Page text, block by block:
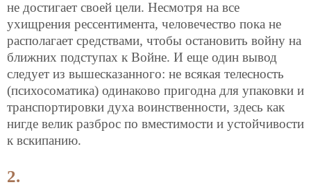
не достигает своей цели. Несмотря на все
ухищрения рессентимента, человечество пока не
располагает средствами, чтобы остановить войну на
ближних подступах к Войне. И еще один вывод
следует из вышесказанного: не всякая телесность
(психосоматика) одинаково пригодна для упаковки и
транспортировки духа воинственности, здесь как
нигде велик разброс по вместимости и устойчивости
к вскипанию.
2.